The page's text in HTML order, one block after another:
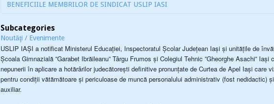
BENEFICIILE MEMBRILOR DE SINDICAT USLIP IASI
Subcategories
Noutăţi / Evenimente
USLIP IAȘI a notificat Ministerul Educației, Inspectoratul Școlar Județean Iași și unitățile de
Școala Gimnazială ”Garabet Ibrăileanu” Târgu Frumos și Colegiul Tehnic ”Gheorghe Asachi” Iași
nepunerii în aplicare a hotărârilor judecătorești definitive pronunțate de Curtea de Apel Iași care
pentru condiții vătămătoare și periculoase de muncă personalului administrativ (fost nedidactic)
auxiliar.